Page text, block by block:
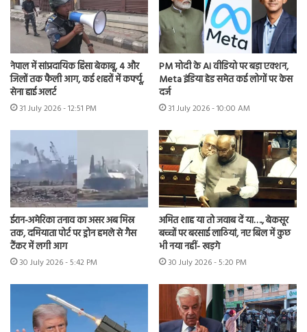
नेपाल में सांप्रदायिक हिंसा बेकाबू, 4 और
जिलों तक फैली आग, कई शहरों में कर्फ्यू,
सेना हाई अलर्ट
31 July 2026 - 12:51 PM
PM मोदी के AI वीडियो पर बड़ा एक्शन,
Meta इंडिया हेड समेत कई लोगों पर केस
दर्ज
31 July 2026 - 10:00 AM
ईरान-अमेरिका तनाव का असर अब मिस्र
तक, दमियाता पोर्ट पर ड्रोन हमले से गैस
टैंकर में लगी आग
30 July 2026 - 5:42 PM
अमित शाह या तो जवाब दें या…., बेकसूर
बच्चों पर बरसाई लाठियां, नए बिल में कुछ
भी नया नहीं- खड़गे
30 July 2026 - 5:20 PM